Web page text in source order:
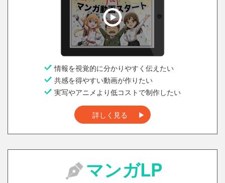
情報を視覚的に分かりやすく伝えたい
共感を得やすい動画が作りたい
実写やアニメより低コストで制作したい
詳しく見る
マンガLP